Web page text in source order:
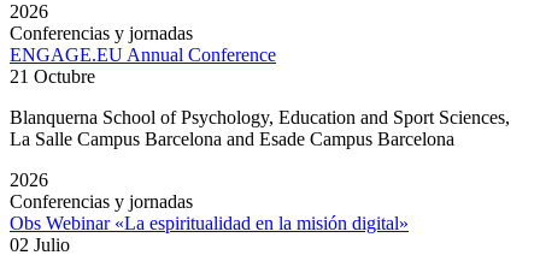
2026
Conferencias y jornadas
ENGAGE.EU Annual Conference
21 Octubre
Blanquerna School of Psychology, Education and Sport Sciences,
La Salle Campus Barcelona and Esade Campus Barcelona
2026
Conferencias y jornadas
Obs Webinar «La espiritualidad en la misión digital»
02 Julio